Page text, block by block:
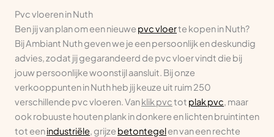
Pvc vloeren in Nuth
Ben jij van plan om een nieuwe pvc vloerte kopen in Nuth?
Bij Ambiant Nuth geven we je een persoonlijk en deskundig
advies, zodat jij gegarandeerd de pvc vloer vindt die bij
jouw persoonlijke woonstijl aansluit. Bij onze
verkooppunten in Nuth heb jij keuze uit ruim 250
verschillende pvc vloeren. Vanklik pvctot plak pvc, maar
ook robuuste houten plank in donkere en lichten bruintinten
tot eenindustriële, grijze betontegelen van een rechte